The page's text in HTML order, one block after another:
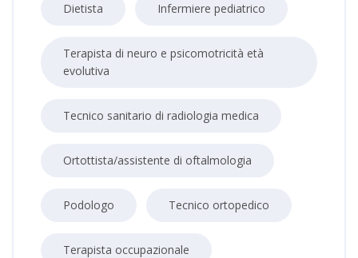
Dietista Infermiere pediatrico
Terapista di neuro e psicomotricità età
evolutiva
Tecnico sanitario di radiologia medica
Ortottista/assistente di oftalmologia
Podologo Tecnico ortopedico
Terapista occupazionale